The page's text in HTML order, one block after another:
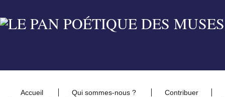
Accueil Qui sommes-nous ?
Contribuer